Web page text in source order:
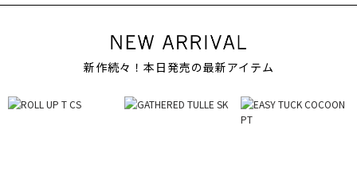
新作続々！本日発売の最新アイテム